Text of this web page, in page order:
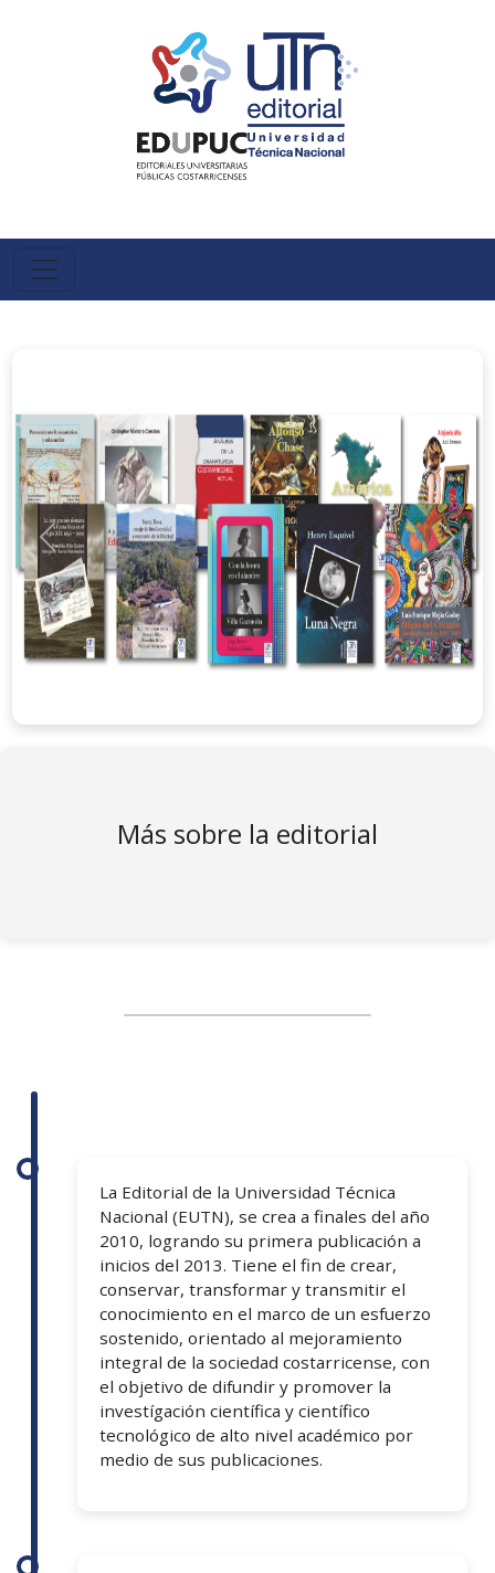
Anterior
Más sobre la editorial
La Editorial de la Universidad Técnica
Nacional (EUTN), se crea a finales del año
2010, logrando su primera publicación a
inicios del 2013. Tiene el fin de crear,
conservar, transformar y transmitir el
conocimiento en el marco de un esfuerzo
sostenido, orientado al mejoramiento
integral de la sociedad costarricense, con
el objetivo de difundir y promover la
investígación científica y científico
tecnológico de alto nivel académico por
medio de sus publicaciones.